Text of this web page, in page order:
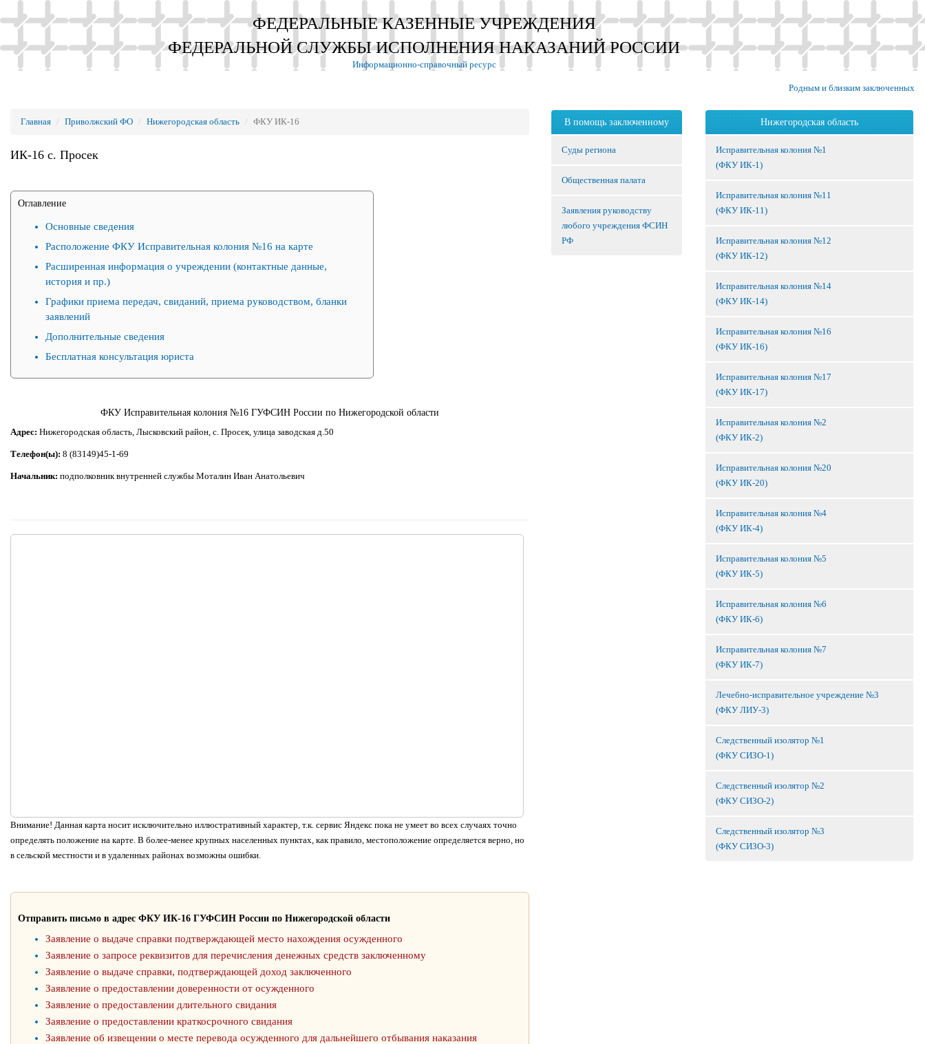
ФЕДЕРАЛЬНЫЕ КАЗЕННЫЕ УЧРЕЖДЕНИЯ
ФЕДЕРАЛЬНОЙ СЛУЖБЫ ИСПОЛНЕНИЯ НАКАЗАНИЙ РОССИИ
Информационно-справочный ресурс
Родным и близким заключенных
Главная Приволжский ФО Нижегородская область ФКУ ИК-16
ИК-16 с. Просек
Оглавление
Основные сведения
Расположение ФКУ Исправительная колония №16 на карте
Расширенная информация о учреждении (контактные данные,
история и пр.)
Графики приема передач, свиданий, приема руководством, бланки
заявлений
Дополнительные сведения
Бесплатная консультация юриста
ФКУ Исправительная колония №16 ГУФСИН России по Нижегородской области
Адрес: Нижегородская область, Лысковский район, с. Просек, улица заводская д.50
Телефон(ы): 8 (83149)45-1-69
Начальник: подполковник внутренней службы Моталин Иван Анатольевич
Внимание! Данная карта носит исключительно иллюстративный характер, т.к. сервис Яндекс пока не умеет во всех случаях точно
определять положение на карте. В более-менее крупных населенных пунктах, как правило, местоположение определяется верно, но
в сельской местности и в удаленных районах возможны ошибки.
Отправить письмо в адрес ФКУ ИК-16 ГУФСИН России по Нижегородской области
Заявление о выдаче справки подтверждающей место нахождения осужденного
Заявление о запросе реквизитов для перечисления денежных средств заключенному
Заявление о выдаче справки, подтверждающей доход заключенного
Заявление о предоставлении доверенности от осужденного
Заявление о предоставлении длительного свидания
Заявление о предоставлении краткосрочного свидания
Заявление об извещении о месте перевода осужденного для дальнейшего отбывания наказания
В помощь заключенному
Суды региона
Общественная палата
Заявления руководству
любого учреждения ФСИН
РФ
Нижегородская область
Исправительная колония №1
(ФКУ ИК-1)
Исправительная колония №11
(ФКУ ИК-11)
Исправительная колония №12
(ФКУ ИК-12)
Исправительная колония №14
(ФКУ ИК-14)
Исправительная колония №16
(ФКУ ИК-16)
Исправительная колония №17
(ФКУ ИК-17)
Исправительная колония №2
(ФКУ ИК-2)
Исправительная колония №20
(ФКУ ИК-20)
Исправительная колония №4
(ФКУ ИК-4)
Исправительная колония №5
(ФКУ ИК-5)
Исправительная колония №6
(ФКУ ИК-6)
Исправительная колония №7
(ФКУ ИК-7)
Лечебно-исправительное учреждение №3
(ФКУ ЛИУ-3)
Следственный изолятор №1
(ФКУ СИЗО-1)
Следственный изолятор №2
(ФКУ СИЗО-2)
Следственный изолятор №3
(ФКУ СИЗО-3)